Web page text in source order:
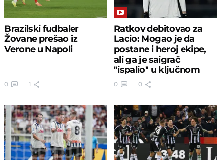
Brazilski fudbaler
Žovane prešao iz
Verone u Napoli
0 1
Ratkov debitovao za
Lacio: Mogao je da
postane i heroj ekipe,
ali ga je saigrač
"ispalio" u ključnom
momentu
0 0